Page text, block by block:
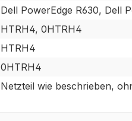
Dell PowerEdge R630, Dell
HTRH4, 0HTRH4
HTRH4
0HTRH4
Netzteil wie beschrieben,